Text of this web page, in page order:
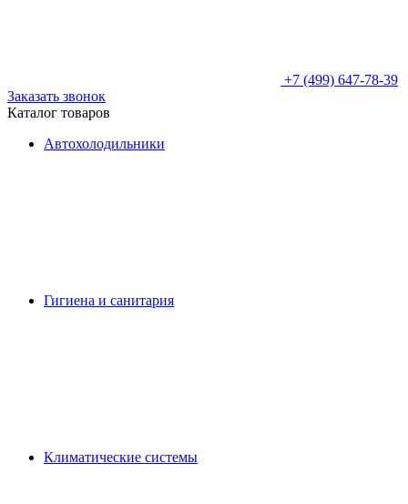
+7 (499) 647-78-39
Заказать звонок
Каталог товаров
Автохолодильники
Гигиена и санитария
Климатические системы